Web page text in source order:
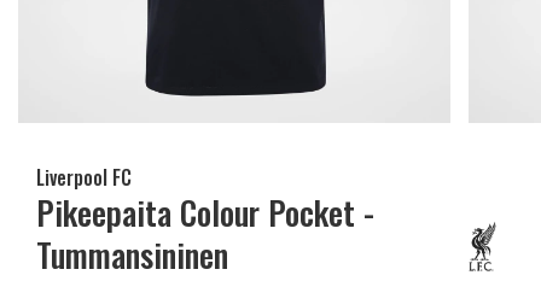
Liverpool FC
Pikeepaita Colour Pocket -
Tummansininen